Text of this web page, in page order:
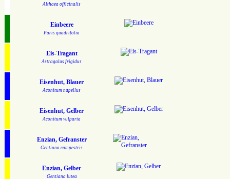
Althaea officinalis
Einbeere
Paris quadrifolia
Eis-Tragant
Astragalus frigidus
Eisenhut, Blauer
Aconitum napellus
Eisenhut, Gelber
Aconitum vulparia
Enzian, Gefranster
Gentiana campestris
Enzian, Gelber
Gentiana lutea